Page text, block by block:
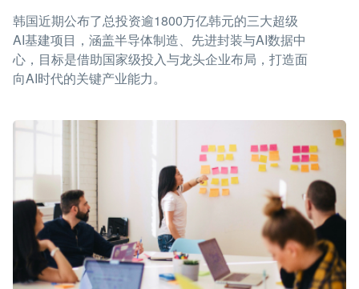
韩国近期公布了总投资逾1800万亿韩元的三大超级
AI基建项目，涵盖半导体制造、先进封装与AI数据中
心，目标是借助国家级投入与龙头企业布局，打造面
向AI时代的关键产业能力。